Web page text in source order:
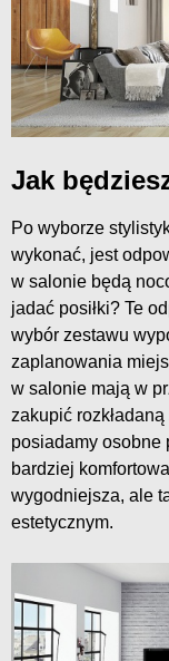
Jak
Po wyborze
wykonać, jest
w salonie będą
jadać posiłki? Te
wybór zestawu
zaplanowania
w salonie mają w
zakupić
posiadamy osobne
bardziej
wygodniejsza, ale
estetycznym.